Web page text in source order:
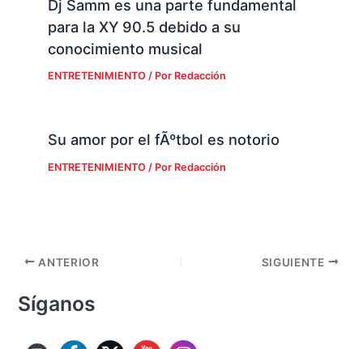
Dj Samm es una parte fundamental
para la XY 90.5 debido a su
conocimiento musical
ENTRETENIMIENTO/ Por Redacción
Su amor por el fÃºtbol es notorio
ENTRETENIMIENTO/ Por Redacción
ANTERIOR SIGUIENTE
Síganos